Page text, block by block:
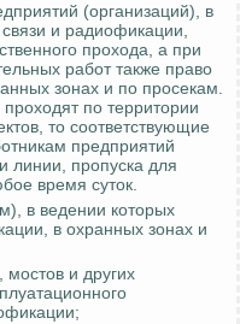
(организаций), в
и радиофикации,
прохода, а при
работ также право
зонах и по просекам.
по территории
то соответствующие
предприятий
линии, пропуска для
время суток.
в ведении которых
в охранных зонах и
мостов и других